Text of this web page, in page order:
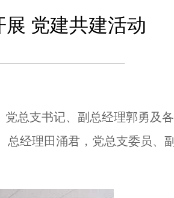
党建共建活动
党总支书记、副总经理郭勇及各
经理田涌君，党总支委员、副